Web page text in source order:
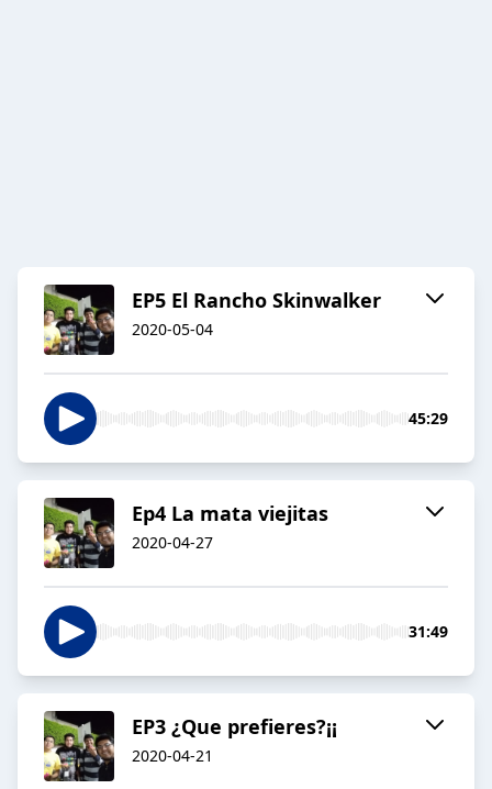
EP5 El Rancho Skinwalker
2020-05-04
45:29
Ep4 La mata viejitas
2020-04-27
31:49
EP3 ¿Que prefieres?¡¡
2020-04-21